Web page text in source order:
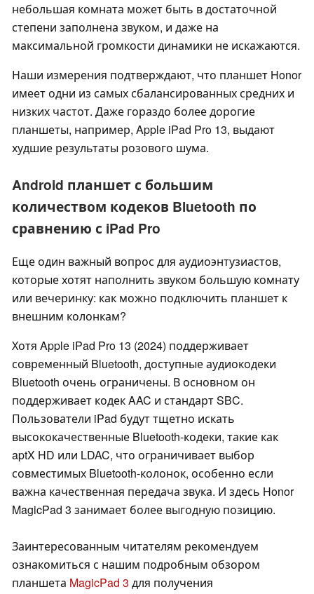
небольшая комната может быть в достаточной
степени заполнена звуком, и даже на
максимальной громкости динамики не искажаются.
Наши измерения подтверждают, что планшет Honor
имеет одни из самых сбалансированных средних и
низких частот. Даже гораздо более дорогие
планшеты, например, Apple iPad Pro 13, выдают
худшие результаты розового шума.
Android планшет с большим
количеством кодеков Bluetooth по
сравнению с iPad Pro
Еще один важный вопрос для аудиоэнтузиастов,
которые хотят наполнить звуком большую комнату
или вечеринку: как можно подключить планшет к
внешним колонкам?
Хотя Apple iPad Pro 13 (2024) поддерживает
современный Bluetooth, доступные аудиокодеки
Bluetooth очень ограничены. В основном он
поддерживает кодек AAC и стандарт SBC.
Пользователи iPad будут тщетно искать
высококачественные Bluetooth-кодеки, такие как
aptX HD или LDAC, что ограничивает выбор
совместимых Bluetooth-колонок, особенно если
важна качественная передача звука. И здесь Honor
MagicPad 3 занимает более выгодную позицию.
Заинтересованным читателям рекомендуем
ознакомиться с нашим подробным обзором
планшета MagicPad 3 для получения